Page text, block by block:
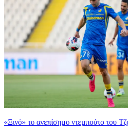
«Ξινό» το ανεπίσημο ντεμπούτο του